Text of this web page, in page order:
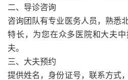
二、导诊咨询
咨询团队有专业医务人员，熟悉
特长，为您在众多医院和大夫
夫。
三、大夫预约
提供姓名，身份证号，联系方式